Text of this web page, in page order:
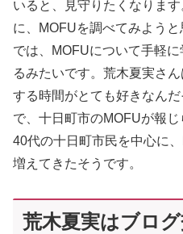
いると、見守りたくなりま
に、MOFUを調べてみよう
では、MOFUについて手軽
るみたいです。荒木夏実さ
する時間がとても好きなん
で、十日町市のMOFUが報じ
40代の十日町市民を中心に
増えてきたそうです。
荒木夏実はブロ